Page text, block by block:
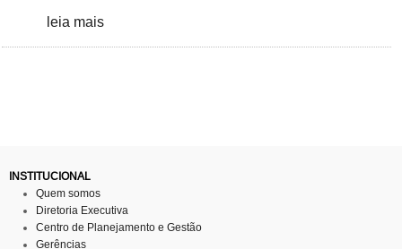
leia mais
INSTITUCIONAL
Quem somos
Diretoria Executiva
Centro de Planejamento e Gestão
Gerências